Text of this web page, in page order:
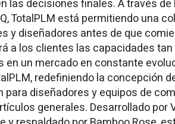
las decisiones finales. A través
TotalPLM está permitiendo una
y diseñadores antes de que
a los clientes las capacidades
en un mercado en constante
redefiniendo la concepción
para diseñadores y equipos de
generales. Desarrollado por